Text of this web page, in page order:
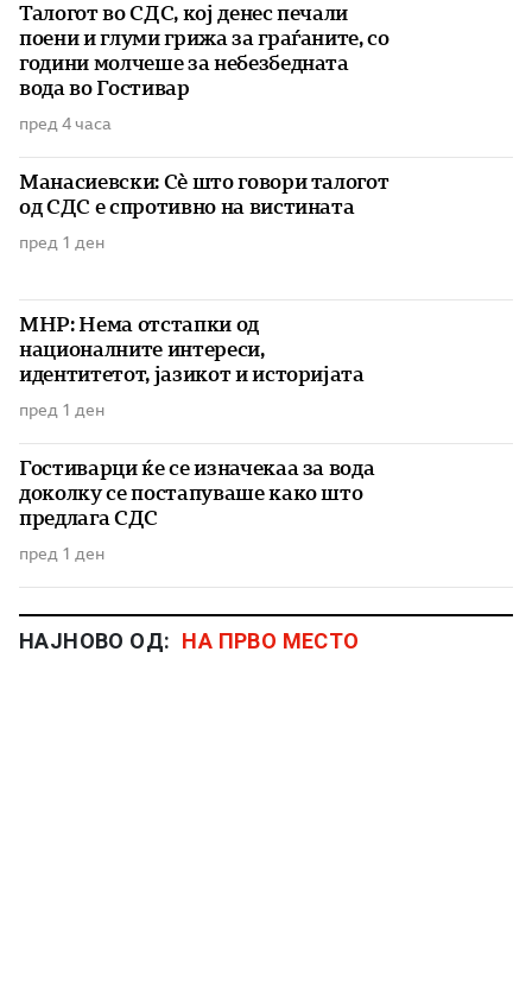
Талогот во СДС, кој денес печали
поени и глуми грижа за граѓаните, со
години молчеше за небезбедната
вода во Гостивар
пред 4 часа
Манасиевски: Сè што говори талогот
од СДС е спротивно на вистината
пред 1 ден
МНР: Нема отстапки од
националните интереси,
идентитетот, јазикот и историјата
пред 1 ден
Гостиварци ќе се изначекаа за вода
доколку се постапуваше како што
предлага СДС
пред 1 ден
НАЈНОВО ОД: НА ПРВО МЕСТО